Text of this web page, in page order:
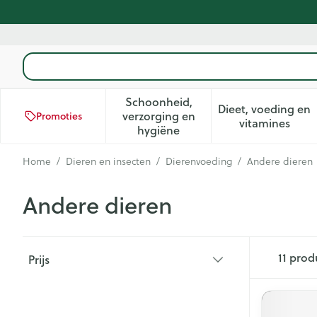
Product, merk, categorie...
Promoties
Schoonheid,
verzorging en
hygiëneToon submenu voor
Dieet, voeding en
vitamines
Toon
Home / Dieren en insecten / Dierenvoeding / Andere dieren
Andere dieren
Prijs
11